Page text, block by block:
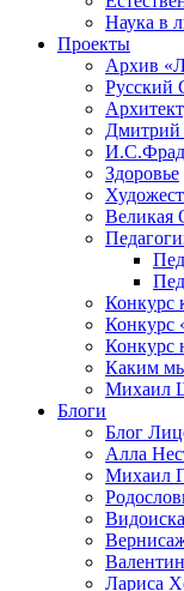
Наука в
Проекты
Архив
Русский
Дмитрий
Здоровье
Великая
Конкурс
Конкурс
Конкурс
Каким
Михаил
Блоги
Блог
Алла
Михаил
Лариса